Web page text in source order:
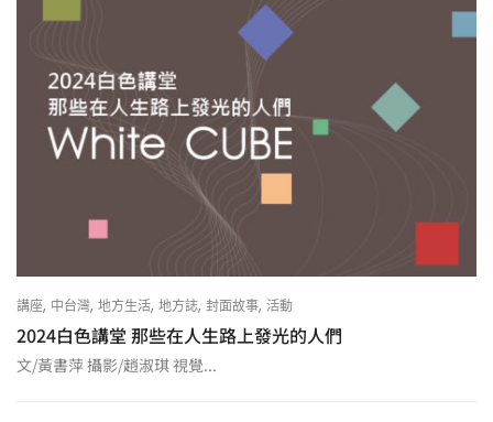
講座, 中台灣, 地方生活, 地方誌, 封面故事, 活動
2024白色講堂 那些在人生路上發光的人們
文/黃書萍 攝影/趙淑琪 視覺...